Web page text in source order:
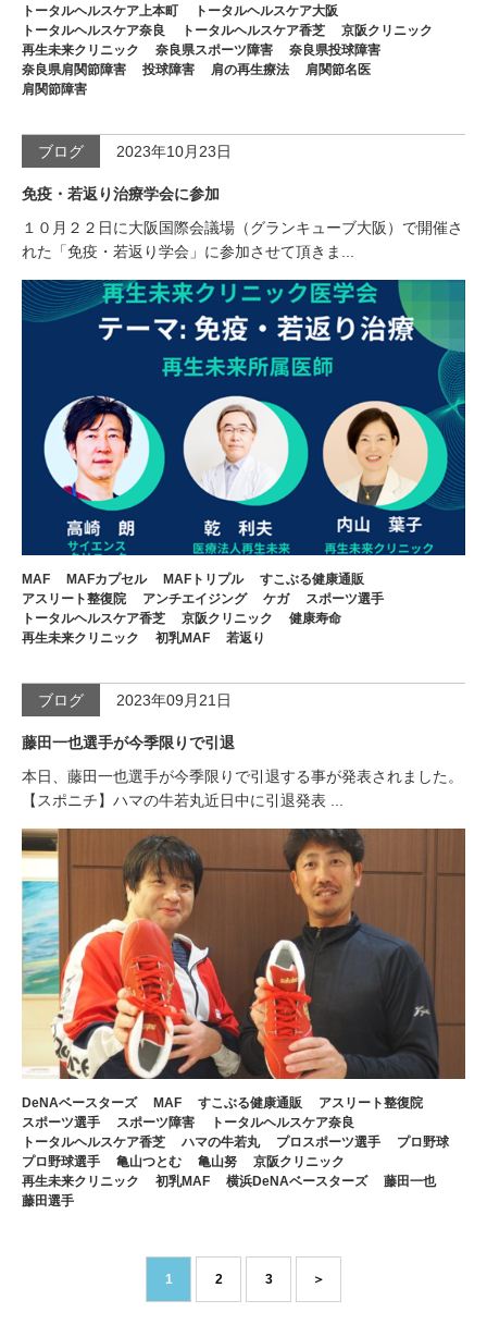
トータルヘルスケア上本町
トータルヘルスケア大阪
トータルヘルスケア奈良
トータルヘルスケア香芝
京阪クリニック
再生未来クリニック
奈良県スポーツ障害
奈良県投球障害
奈良県肩関節障害
投球障害 肩の再生療法
肩関節名医
肩関節障害
ブログ 2023年10月23日
免疫・若返り治療学会に参加
１０月２２日に大阪国際会議場（グランキューブ大阪）で開催さ
れた「免疫・若返り学会」に参加させて頂きま...
MAF MAFカプセル MAFトリプル
すこぶる健康通販
アスリート整復院
アンチエイジング ケガ
スポーツ選手
トータルヘルスケア香芝
京阪クリニック
健康寿命
再生未来クリニック
初乳MAF 若返り
ブログ 2023年09月21日
藤田一也選手が今季限りで引退
本日、藤田一也選手が今季限りで引退する事が発表されました。
【スポニチ】ハマの牛若丸近日中に引退発表 ...
DeNAベースターズ MAF すこぶる健康通販
アスリート整復院
スポーツ選手
スポーツ障害
トータルヘルスケア奈良
トータルヘルスケア香芝
ハマの牛若丸 プロスポーツ選手
プロ野球
プロ野球選手
亀山つとむ 亀山努
京阪クリニック
再生未来クリニック
初乳MAF 横浜DeNAベースターズ
藤田一也
藤田選手
1 2 3 ＞